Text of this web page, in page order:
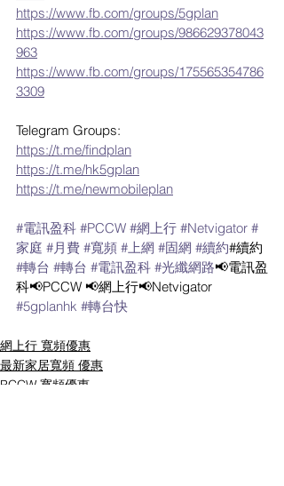
https://www.fb.com/groups/5gplan
https://www.fb.com/groups/986629378043
963
https://www.fb.com/groups/175565354786
3309
Telegram Groups:
https://t.me/findplan
https://t.me/hk5gplan
https://t.me/newmobileplan
#電訊盈科 #PCCW #網上行 #Netvigator #
家庭 #月費 #寬頻 #上網 #固網 #續約#續約
#轉台 #轉台 #電訊盈科 #光纖網路📢電訊盈
科📢PCCW 📢網上行📢Netvigator
#5gplanhk #轉台快
網上行 寬頻優惠
最新家居寬頻 優惠
PCCW 寬頻優惠